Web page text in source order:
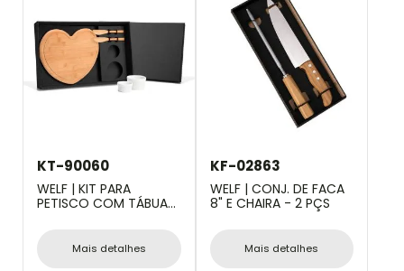
KT-90060
WELF | KIT PARA
PETISCO COM TÁBUA
Mais detalhes
KF-02863
WELF | CONJ. DE FACA
8" E CHAIRA - 2 PÇS
Mais detalhes